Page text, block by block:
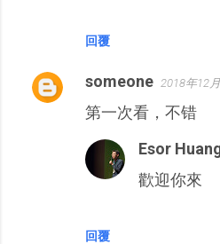
回覆
someone 2018年12
第一次看，不错
回覆
Esor
歡迎你來